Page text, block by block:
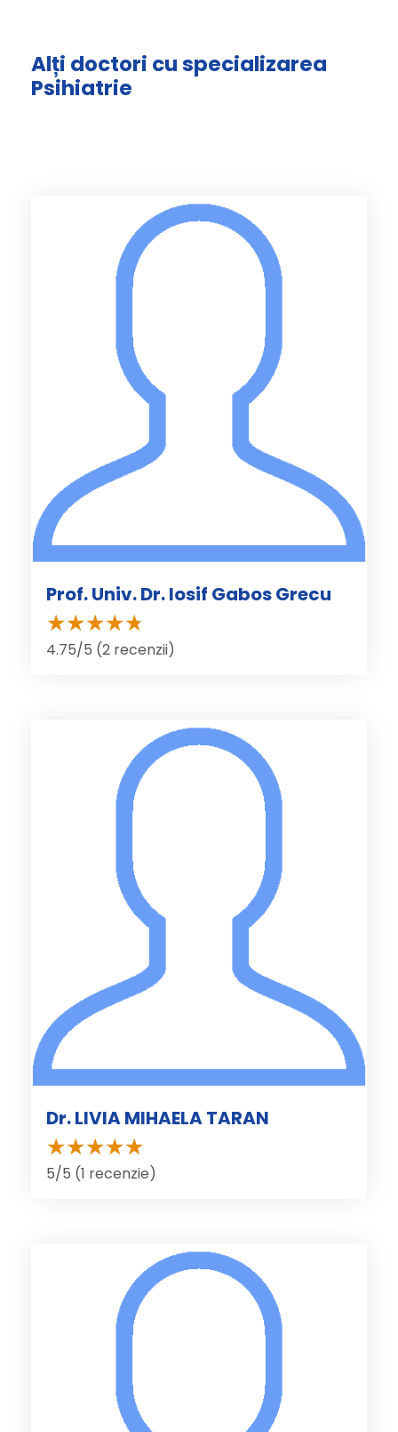
Alți doctori cu specializarea
Psihiatrie
Prof. Univ. Dr. Iosif Gabos Grecu
4.75/5 (2 recenzii)
Dr. LIVIA MIHAELA TARAN
5/5 (1 recenzie)